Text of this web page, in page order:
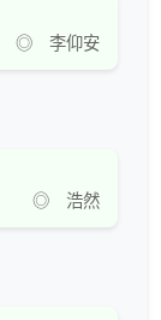
◎ 李仰安
◎ 浩然